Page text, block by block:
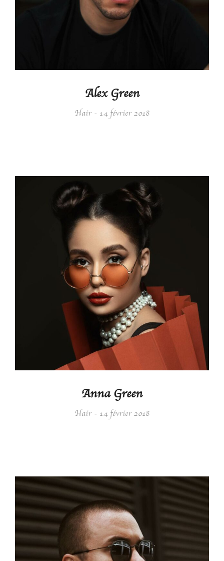
Alex Green
Hair 14 février 2018
Anna Green
Hair 14 février 2018